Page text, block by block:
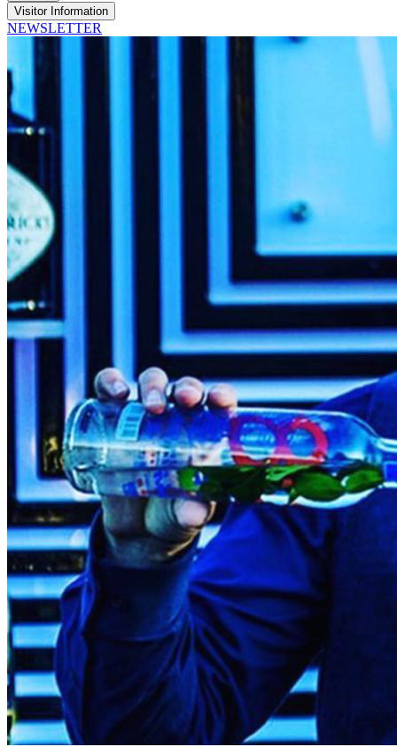
Visitor Information
NEWSLETTER